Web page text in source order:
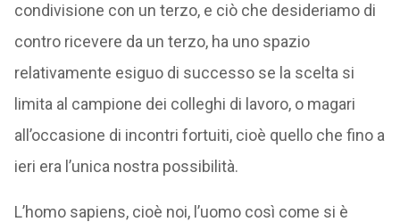
condivisione con un terzo, e ciò che desideriamo di
contro ricevere da un terzo, ha uno spazio
relativamente esiguo di successo se la scelta si
limita al campione dei colleghi di lavoro, o magari
all’occasione di incontri fortuiti, cioè quello che fino a
ieri era l’unica nostra possibilità.
L’homo sapiens, cioè noi, l’uomo così come si è